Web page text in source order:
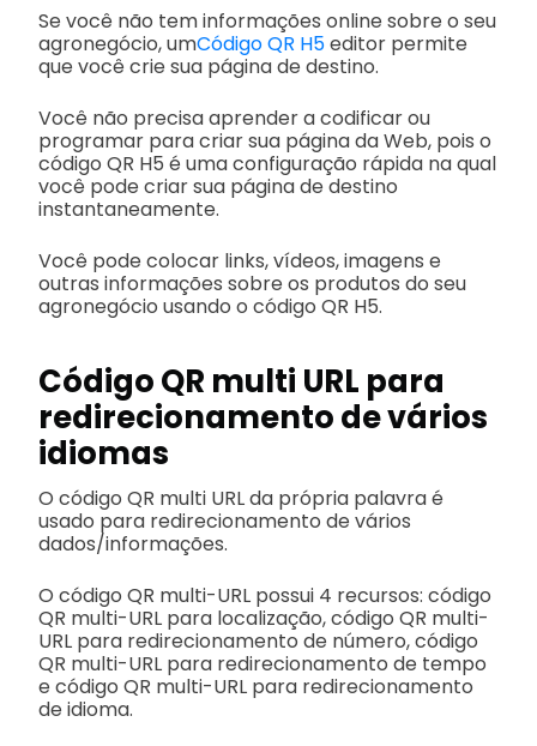
Se você não tem informações online sobre o seu
agronegócio, umCódigo QR H5editor permite
que você crie sua página de destino.
Você não precisa aprender a codificar ou
programar para criar sua página da Web, pois o
código QR H5 é uma configuração rápida na qual
você pode criar sua página de destino
instantaneamente.
Você pode colocar links, vídeos, imagens e
outras informações sobre os produtos do seu
agronegócio usando o código QR H5.
Código QR multi URL para
redirecionamento de vários
idiomas
O código QR multi URL da própria palavra é
usado para redirecionamento de vários
dados/informações.
O código QR multi-URL possui 4 recursos: código
QR multi-URL para localização, código QR multi-
URL para redirecionamento de número, código
QR multi-URL para redirecionamento de tempo
e código QR multi-URL para redirecionamento
de idioma.